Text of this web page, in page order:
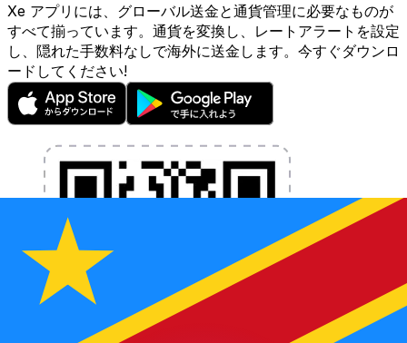
Xe アプリには、グローバル送金と通貨管理に必要なものが
すべて揃っています。通貨を変換し、レートアラートを設定
し、隠れた手数料なしで海外に送金します。今すぐダウンロ
ードしてください!